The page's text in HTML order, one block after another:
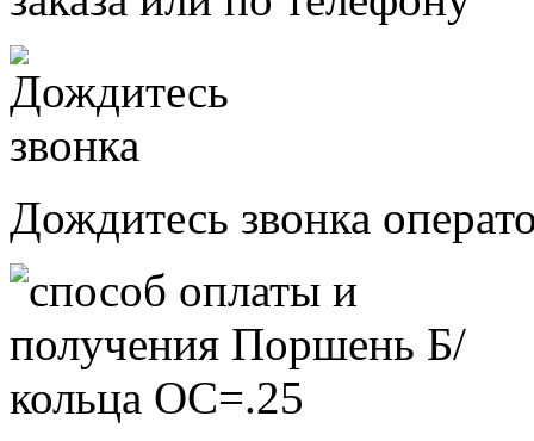
Дождитесь звонка